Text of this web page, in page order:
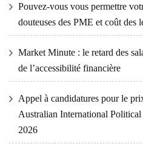
Pouvez-vous vous permettre
douteuses des PME et coût des
Market Minute : le retard des
de l’accessibilité financière
Appel à candidatures pour le
Australian International
2026